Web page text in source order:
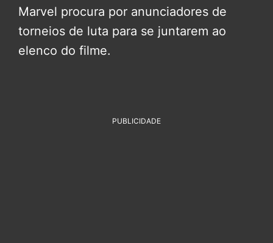
Marvel procura por anunciadores de
torneios de luta para se juntarem ao
elenco do filme.
PUBLICIDADE